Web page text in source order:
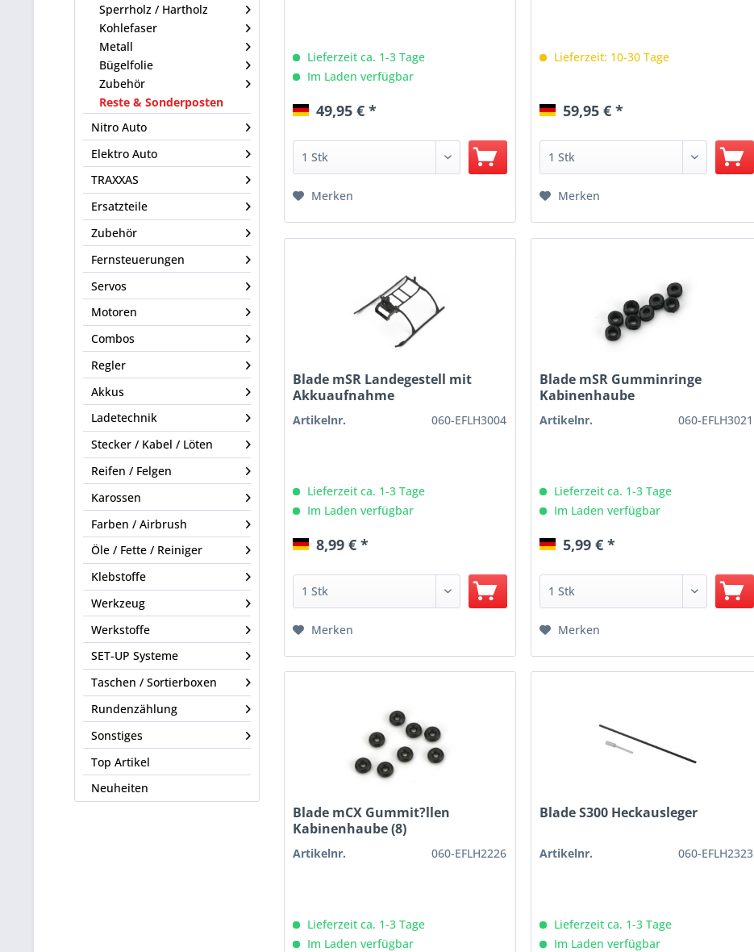
Sperrholz / Hartholz
Kohlefaser
Metall
Bügelfolie
Zubehör
Reste & Sonderposten
Nitro Auto
Elektro Auto
TRAXXAS
Ersatzteile
Zubehör
Fernsteuerungen
Servos
Motoren
Combos
Regler
Akkus
Ladetechnik
Stecker / Kabel / Löten
Reifen / Felgen
Karossen
Farben / Airbrush
Öle / Fette / Reiniger
Klebstoffe
Werkzeug
Werkstoffe
SET-UP Systeme
Taschen / Sortierboxen
Rundenzählung
Sonstiges
Top Artikel
Neuheiten
Lieferzeit ca. 1-3 Tage
Im Laden verfügbar
49,95 € *
Merken
Lieferzeit: 10-30 Tage
59,95 € *
Merken
Blade mSR Landegestell mit
Akkuaufnahme
Artikelnr. 060-EFLH3004
Lieferzeit ca. 1-3 Tage
Im Laden verfügbar
8,99 € *
Merken
Blade mSR Gumminringe
Kabinenhaube
Artikelnr. 060-EFLH3021
Lieferzeit ca. 1-3 Tage
Im Laden verfügbar
5,99 € *
Merken
Blade mCX Gummit?llen
Kabinenhaube (8)
Artikelnr. 060-EFLH2226
Lieferzeit ca. 1-3 Tage
Im Laden verfügbar
Blade S300 Heckausleger
Artikelnr. 060-EFLH2323
Lieferzeit ca. 1-3 Tage
Im Laden verfügbar